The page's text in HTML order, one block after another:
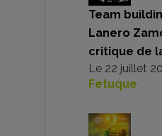
Team
Lanero
critique de
Le 22 juillet
Fetuque